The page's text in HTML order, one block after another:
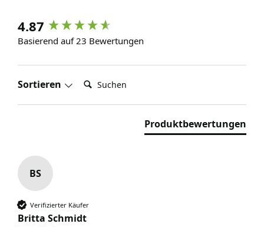
4.87
Basierend auf 23 Bewertungen
Sortieren Suchen:
Produktbewertungen
BS
Verifizierter Käufer
Britta Schmidt